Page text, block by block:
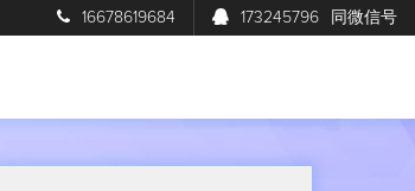
16678619684 173245796 同微信号